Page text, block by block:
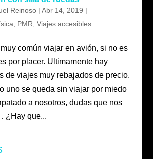
Reinoso| Abr 14, 2019 |
PMR Viajes accesibles
común viajar en avión, si no es
por placer. Ultimamente hay
de viajes muy rebajados de precio.
uno se queda sin viajar por miedo
a nosotros, dudas que nos
¿Hay que...